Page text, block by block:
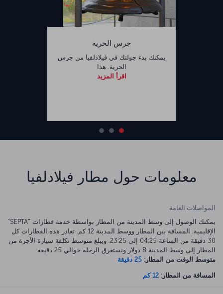
جرس الحرية
يمكنك بدء جولتك في فيلادلفيا من جرس
الحرية. هذا
اقرأ المزيد
معلومات حول مطار فيلادلفيا
المواصلات العامة
يمكنك الوصول إلى وسط المدينة من المطار بواسطة خدمة قطارات "SEPTA"
الإقليمية. المسافة بين المطار ووسط المدينة 12 كم. تغادر هذه القطارات كل
30 دقيقة من الساعة 04:25 إلى 23:25. ويبلغ متوسط تكلفة سيارة الأجرة من
المطار إلى وسط المدينة 8 دولار وتستغرق الرحلة حوالي 25 دقيقة.
متوسط الوقت من المطار: 25 دقيقة
المسافة من المطار: 12 كم